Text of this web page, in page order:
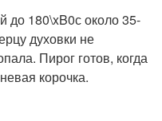
до 180\xB0с около 35-
духовки не
Пирог готов, когда
корочка.